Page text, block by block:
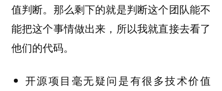
值判断。那么剩下的就是判断这个团队能不
能把这个事情做出来，所以我就直接去看了
他们的代码。
开源项目毫无疑问是有很多技术价值